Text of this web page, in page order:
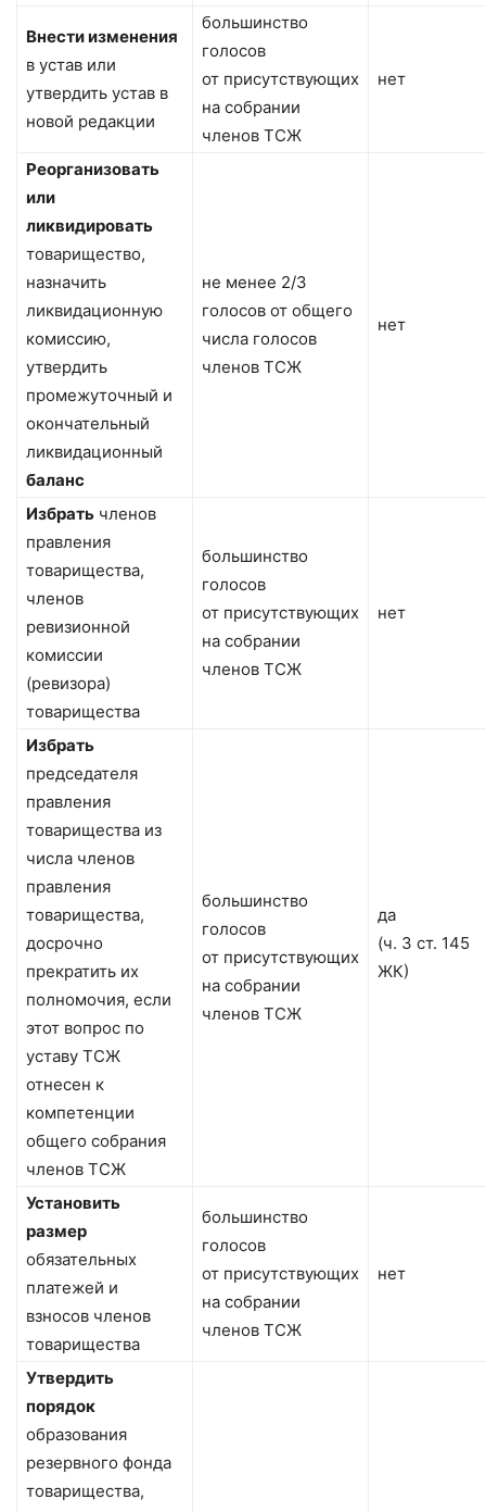
Внести изменения
в устав или
утвердить устав в
новой редакции
большинство
голосов
от присутствующих
на собрании
членов ТСЖ
нет
Реорганизовать
или
ликвидировать
товарищество,
назначить
ликвидационную
комиссию,
утвердить
промежуточный и
окончательный
ликвидационный
баланс
не менее 2/3
голосов от общего
числа голосов
членов ТСЖ
нет
Избрать членов
правления
товарищества,
членов
ревизионной
комиссии
(ревизора)
товарищества
большинство
голосов
от присутствующих
на собрании
членов ТСЖ
нет
Избрать
председателя
правления
товарищества из
числа членов
правления
товарищества,
досрочно
прекратить их
полномочия, если
этот вопрос по
уставу ТСЖ
отнесен к
компетенции
общего собрания
членов ТСЖ
большинство
голосов
от присутствующих
на собрании
членов ТСЖ
да
(ч. 3 ст. 145
ЖК)
Установить
размер
обязательных
платежей и
взносов членов
товарищества
большинство
голосов
от присутствующих
на собрании
членов ТСЖ
нет
Утвердить
порядок
образования
резервного фонда
товарищества,